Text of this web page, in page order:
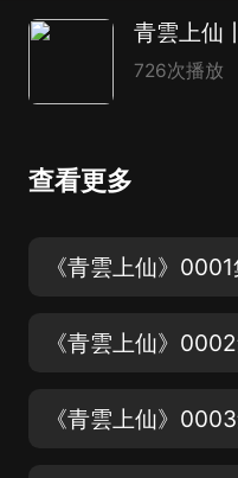
726次播放
查看更多